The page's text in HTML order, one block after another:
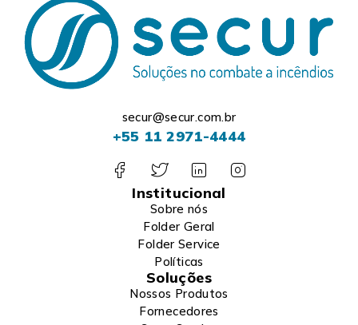
secur@secur.com.br
+55 11 2971-4444
Institucional
Sobre nós
Folder Geral
Folder Service
Políticas
Soluções
Nossos Produtos
Fornecedores